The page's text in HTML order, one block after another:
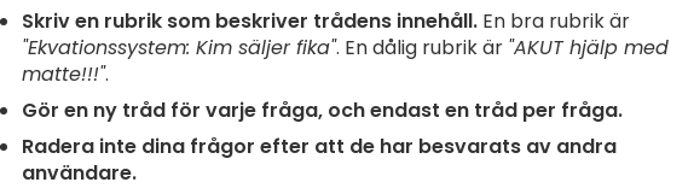
Skriv en rubrik som beskriver trådens innehåll. En bra rubrik är
"Ekvationssystem: Kim säljer fika". En dålig rubrik är "AKUT hjälp med
matte!!!".
Gör en ny tråd för varje fråga, och endast en tråd per fråga.
Radera inte dina frågor efter att de har besvarats av andra
användare.